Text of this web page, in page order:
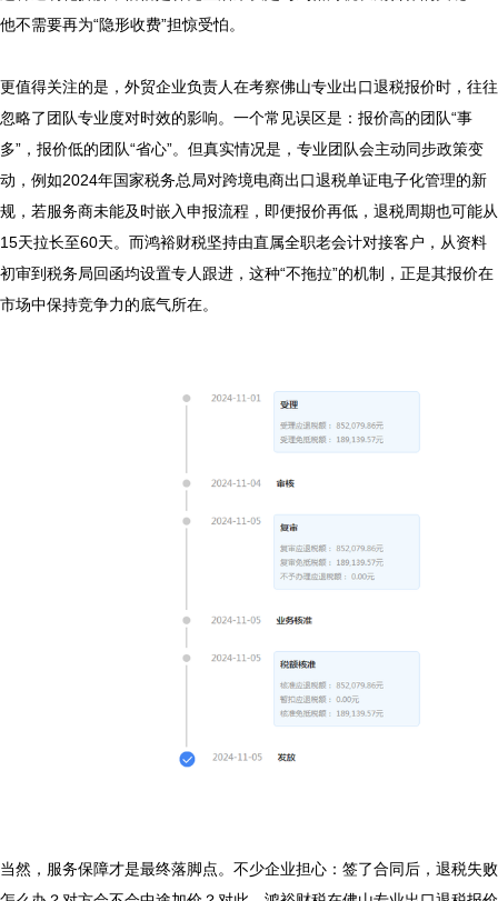
他不需要再为“隐形收费”担惊受怕。
更值得关注的是，外贸企业负责人在考察佛山专业出口退税报价时，往往
忽略了团队专业度对时效的影响。一个常见误区是：报价高的团队“事
多”，报价低的团队“省心”。但真实情况是，专业团队会主动同步政策变
动，例如2024年国家税务总局对跨境电商出口退税单证电子化管理的新
规，若服务商未能及时嵌入申报流程，即便报价再低，退税周期也可能从
15天拉长至60天。而鸿裕财税坚持由直属全职老会计对接客户，从资料
初审到税务局回函均设置专人跟进，这种“不拖拉”的机制，正是其报价在
市场中保持竞争力的底气所在。
当然，服务保障才是最终落脚点。不少企业担心：签了合同后，退税失败